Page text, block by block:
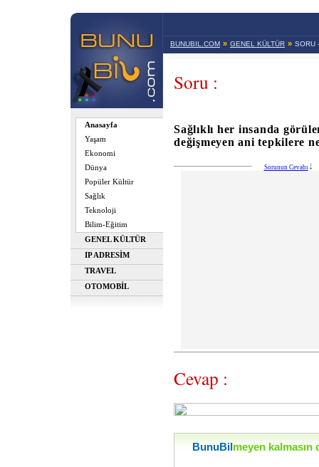
Anasayfa
Yaşam
Ekonomi
Dünya
Popüler Kültür
Sağlık
Teknoloji
Bilim-Eğitim
GENEL KÜLTÜR
IP ADRESİM
TRAVEL
OTOMOBİL
BUNUBIL.COM » GENEL KÜLTÜR » SORU
Soru :
Sağlıklı her insanda
değişmeyen ani tepkilere
Sorunun Cevabı
Cevap :
BunuBil meyen kalmasın